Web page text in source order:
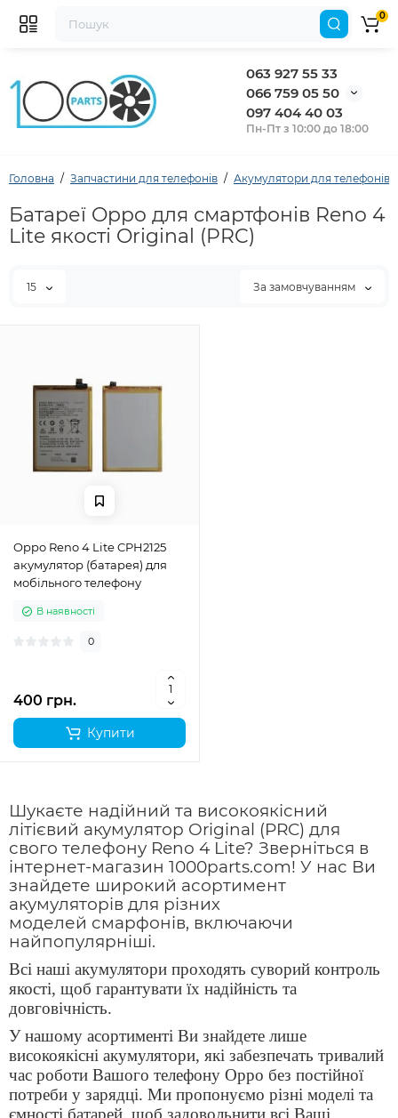
063 927 55 33
066 759 05 50
097 404 40 03
Пн-Пт з 10:00 до 18:00
0
Головна Запчастини для телефонів Акумулятори для телефонів
Батареї Oppo для смартфонів Reno 4
Lite якості Original (PRC)
15 За замовчуванням
Oppo Reno 4 Lite CPH2125
акумулятор (батарея) для
мобільного телефону
В наявності
0
400 грн.
Купити
Шукаєте надійний та високоякісний
літієвий акумулятор Original (PRC) для
свого телефону Reno 4 Lite? Зверніться в
інтернет-магазин 1000parts.com! У нас Ви
знайдете широкий асортимент
акумуляторів для різних
моделей смарфонів, включаючи
найпопулярніші.
Всі наші акумулятори проходять суворий контроль
якості, щоб гарантувати їх надійність та
довговічність.
У нашому асортименті Ви знайдете лише
високоякісні акумулятори, які забезпечать тривалий
час роботи Вашого телефону Oppo без постійної
потреби у зарядці. Ми пропонуємо різні моделі та
ємності батарей, щоб задовольнити всі Ваші